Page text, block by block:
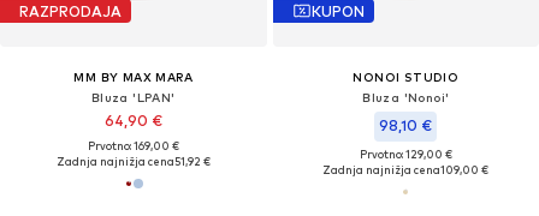
RAZPRODAJA
MM BY MAX MARA
Bluza 'LPAN'
64,90 €
Prvotno: 169,00 €
Zadnja najnižja cena51,92 €
KUPON
NONOI STUDIO
Bluza 'Nonoi'
98,10 €
Prvotno: 129,00 €
Zadnja najnižja cena109,00 €